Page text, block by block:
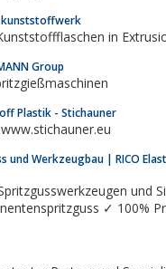
in
Group
Plastik - Stichauner
und Werkzeugbau | RICO
und
✓ 100%